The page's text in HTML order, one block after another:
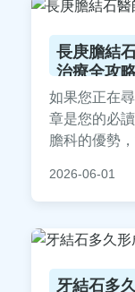
長庚膽結
治療全攻
如果您正在
章是您的必
膽科的優勢
體外震波、
事項和術後
資訊均基於
定。選擇長
2026-06-01
牙結石多